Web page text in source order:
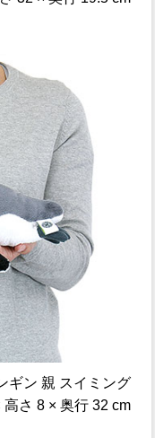
ギン 親 スイミング
さ 8 × 奥行 32 cm